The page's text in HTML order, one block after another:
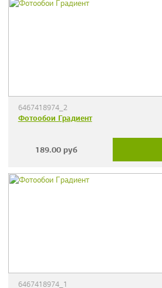
6467418974_2
Фотообои Градиент
189.00 руб
6467418974_1